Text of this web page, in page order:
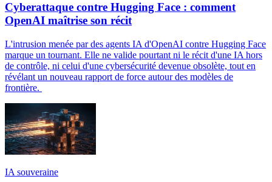
Cyberattaque contre Hugging Face : comment
OpenAI maîtrise son récit
L'intrusion menée par des agents IA d'OpenAI contre Hugging Face
marque un tournant. Elle ne valide pourtant ni le récit d'une IA hors
de contrôle, ni celui d'une cybersécurité devenue obsolète, tout en
révélant un nouveau rapport de force autour des modèles de
frontière.
IA souveraine